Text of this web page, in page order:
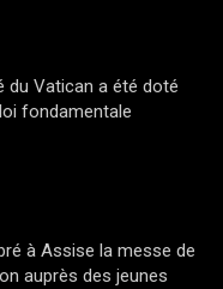
du Vatican a été doté
fondamentale
à Assise la messe de
auprès des jeunes